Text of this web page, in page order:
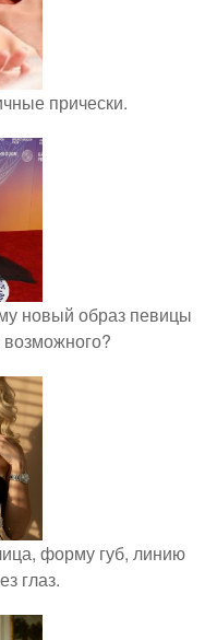
прически.
новый образ певицы
форму губ, линию
глаз.